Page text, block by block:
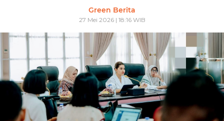
Green Berita
27 Mei 2026 | 18:16 WIB